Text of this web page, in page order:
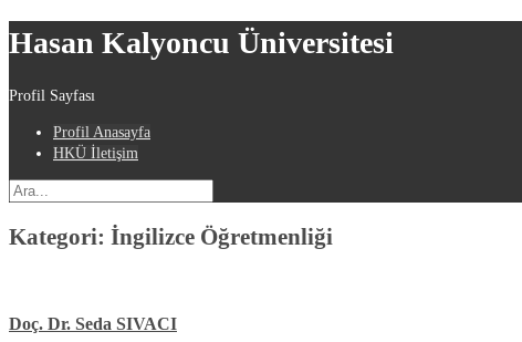
Hasan Kalyoncu Üniversitesi
Profil Sayfası
Profil Anasayfa
HKÜ İletişim
Kategori: İngilizce Öğretmenliği
Doç. Dr. Seda SIVACI